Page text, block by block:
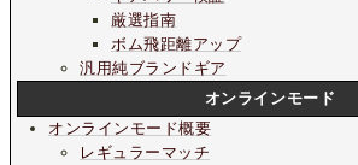
厳選指南
ボム飛距離アップ
汎用純ブランドギア
オンラインモード
オンラインモード概要
レギュラーマッチ